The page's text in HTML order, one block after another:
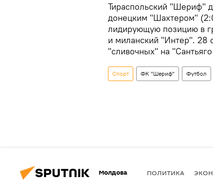
Тираспольский "Шериф"
донецким "Шахтером"
лидирующую позицию в
и миланский "Интер". 28
"сливочных" на
Спорт ФК "Шериф" Футбол
Молдова ПОЛИТИКА